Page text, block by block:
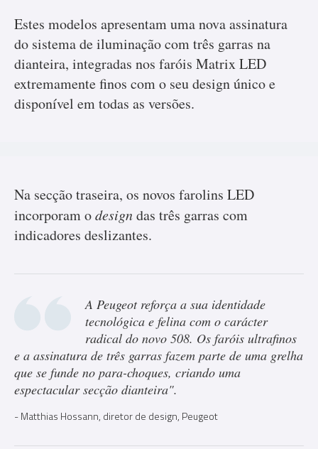
Estes modelos apresentam uma nova assinatura
do sistema de iluminação com três garras na
dianteira, integradas nos faróis Matrix LED
extremamente finos com o seu design único e
disponível em todas as versões.
Na secção traseira, os novos farolins LED
incorporam odesigndas três garras com
indicadores deslizantes.
A Peugeot reforça a sua identidade
tecnológica e felina com o carácter
radical do novo 508. Os faróis ultrafinos
e a assinatura de três garras fazem parte de uma grelha
que se funde no para-choques, criando uma
espectacular secção dianteira".
Matthias Hossann, diretor de design, Peugeot